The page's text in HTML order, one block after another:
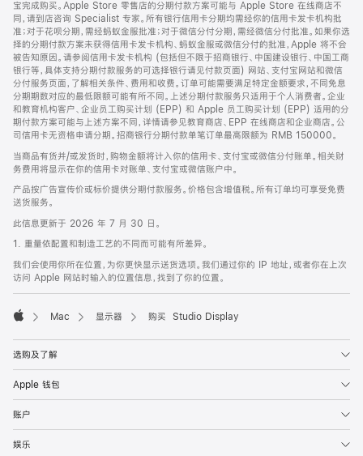
宝完成购买。Apple Store 零售店的分期付款方案可能与 Apple Store 在线商店不
同，请到店咨询 Specialist 专家。所有银行信用卡分期均需经你的信用卡发卡机构批
准；对于花呗分期，需经蚂蚁金服批准；对于微信分付分期，需经微信分付批准。如果你选
择的分期付款方案未获得信用卡发卡机构、蚂蚁金服或微信分付的批准，Apple 将不会
被告知原因。请参阅信用卡发卡机构 (包括但不限于招商银行、中国建设银行、中国工商
银行等，具体支持分期付款服务的可选择银行请见付款页面) 网站、支付宝网站和微信
分付服务页面，了解相关条件、费用和收费。订单可能需要满足特定金额要求，不同免息
分期期数对应的最低限额可能有所不同。上述分期付款服务只适用于个人消费者。企业
和教育机构客户、企业员工购买计划 (EPP) 和 Apple 员工购买计划 (EPP) 适用的分
期付款方案可能与上述方案不同，详情请参见教育商店、EPP 在线商店和企业商店。公
司信用卡无资格申请分期。招商银行分期付款单笔订单最高限额为 RMB 150000。
当商品有货并/或发货时，购物金额将计入你的信用卡、支付宝或微信分付账单。相关财
务费用将显示在你的信用卡对账单、支付宝或微信账户中。
产品按广告宣传价或标价提供分期付款服务。价格包含增值税。所有订单均可享受免费
送货服务。
此信息更新于 2026 年 7 月 30 日。
1. 重量依配置和制造工艺的不同而可能有所差异。
我们会使用你所在位置，为你更快显示送货选项。我们通过你的 IP 地址，或者你在上次
访问 Apple 网站时输入的位置信息，找到了你的位置。
Mac 显示器 购买 Studio Display
选购及了解
Apple 钱包
账户
娱乐